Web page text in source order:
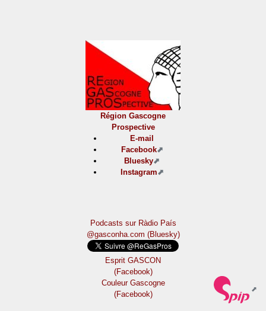
Région Gascogne
Prospective
E-mail
Facebook
Bluesky
Instagram
Podcasts sur Ràdio País
@gasconha.com (Bluesky)
Esprit GASCON
(Facebook)
Couleur Gascogne
(Facebook)